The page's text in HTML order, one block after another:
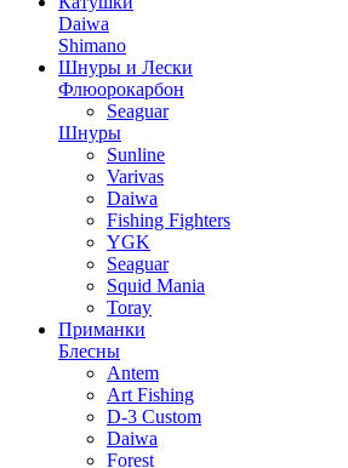
Daiwa
Shimano
Шнуры и Лески
Флюорокарбон
Seaguar
Шнуры
Sunline
Varivas
Daiwa
Fishing Fighters
YGK
Seaguar
Squid Mania
Toray
Приманки
Блесны
Antem
Art Fishing
D-3 Custom
Daiwa
Forest